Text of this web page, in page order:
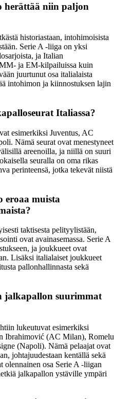
herättää niin paljon
historiastaan, intohimoisista
Serie A -liiga on yksi
ja Italian
ja EM-kilpailuissa kuin
juurtunut osa italialaista
intohimon ja kiinnostuksen lajin
Italiassa?
esimerkiksi Juventus, AC
Nämä seurat ovat menestyneet
areenoilla, ja niillä on suuri
seuralla on oma rikas
perinteensä, jotka tekevät niistä
muista
taktisesta pelityylistään,
ovat avainasemassa. Serie A
ja joukkueet ovat
Lisäksi italialaiset joukkueet
pallonhallinnasta sekä
jalkapallon suurimmat
lukeutuvat esimerkiksi
Ibrahimović (AC Milan), Romelu
(Napoli). Nämä pelaajat ovat
johtajuudestaan kentällä sekä
olennainen osa Serie A -liigan
jalkapallon ystäville ympäri